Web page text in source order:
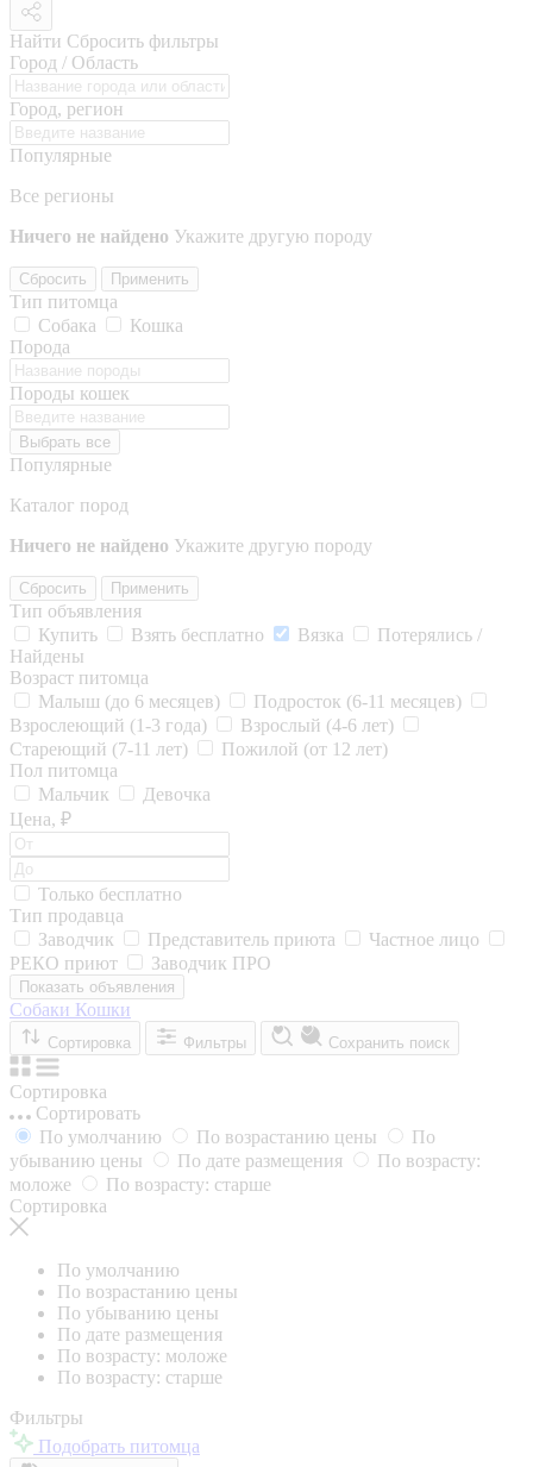
Найти Сбросить фильтры
Город / Область
Город, регион
Популярные
Все регионы
Ничего не найдено Укажите другую породу
Сбросить Применить
Тип питомца
Собака
Кошка
Порода
Породы кошек
Выбрать все
Популярные
Каталог пород
Ничего не найдено Укажите другую породу
Сбросить Применить
Тип объявления
Купить
Взять бесплатно Вязка
Потерялись /
Найдены
Возраст питомца
Малыш (до 6 месяцев)
Подросток (6-11 месяцев)
Взрослеющий (1-3 года)
Взрослый (4-6 лет)
Стареющий (7-11 лет)
Пожилой (от 12 лет)
Пол питомца
Мальчик
Девочка
Цена, ₽
Только бесплатно
Тип продавца
Заводчик
Представитель приюта
Частное лицо
РЕКО приют
Заводчик ПРО
Показать объявления
Собаки Кошки
Сортировка Фильтры Сохранить поиск
Сортировка
Сортировать
По умолчанию
По возрастанию цены
По
убыванию цены
По дате размещения
По возрасту:
моложе
По возрасту: старше
Сортировка
По умолчанию
По возрастанию цены
По убыванию цены
По дате размещения
По возрасту: моложе
По возрасту: старше
Фильтры
Подобрать питомца